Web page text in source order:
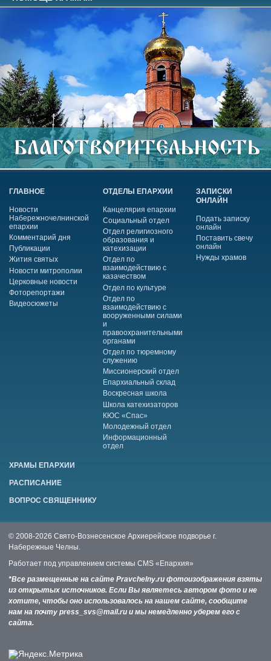
ГЛАВНОЕ
Новости
Набережночелнинской
епархии
Комментарий дня
Публикации
Жития святых
Новости митрополии
Церковные новости
Фоторепортажи
Видеосюжеты
ОТДЕЛЫ ЕПАРХИИ
Канцелярия епархии
Социальный отдел
Отдел религиозного
образования и
катехизации
Отдел по
взаимодействию с
казачеством
Отдел по культуре
Отдел по
взаимодействию с
вооруженными силами
и
правоохранительными
органами
Отдел по тюремному
служению
Миссионерский отдел
Епархиальный склад
Воскресная школа
Школа катехизаторов
КЮС «Спас»
Молодежный отдел
Информационный
отдел
ЗАПИСКИ
ОНЛАЙН
Подать записку
онлайн
Поставить свечу
онлайн
Нужды храмов
ХРАМЫ ЕПАРХИИ
РАСПИСАНИЕ
ВОПРОС СВЯЩЕННИКУ
© 2008-2026 Свято-Вознесенское Архиерейское подворье г.
Набережные Челны.
Работает под управлением системы CMS «Епархия»
*Все размещенные на сайте Pravchelny.ru фотоизображения взяты
из открытых источников. Если Вы являетесь автором фото и не
хотите, чтобы оно использовалось на нашем сайте, сообщите
нам на почту press_svs@mail.ru и мы немедленно уберем его с
сайта.